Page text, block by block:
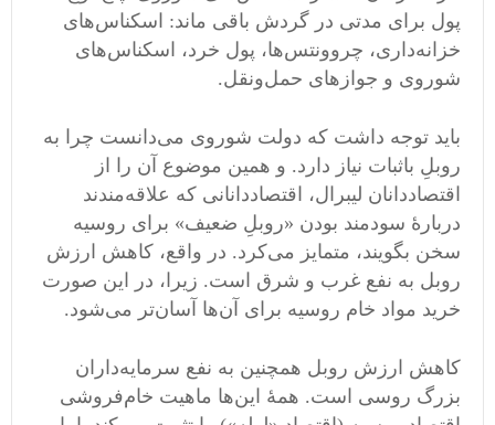
پول برای مدتی در گردش باقی ماند: اسکناس‌های
خزانه‌داری، چروونتس‌ها، پول خرد، اسکناس‌های
شوروی و جواز‌های حمل‌ونقل.
باید توجه داشت که دولت شوروی می‌دانست چرا به
روبلِ باثبات نیاز دارد. و همین موضوع آن را از
اقتصاددانان لیبرال، اقتصاددانانی که علاقه‌مندند
دربارۀ سودمند بودن «روبلِ ضعیف» برای روسیه
سخن بگویند، متمایز می‌کرد. در واقع، کاهش ارزش
روبل به نفع غرب و شرق است. زیرا، در این صورت
خرید مواد خام روسیه برای آن‌ها آسان‌تر می‌شود.
کاهش ارزش روبل همچنین به نفع سرمایه‌داران
بزرگ روسی است. همۀ این‌ها ماهیت خام‌فروشی